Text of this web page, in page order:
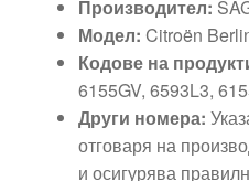
Производител:
Модел: Citroën
Кодове на
6155GV, 6593L3,
Други номера:
отговаря на
и осигурява